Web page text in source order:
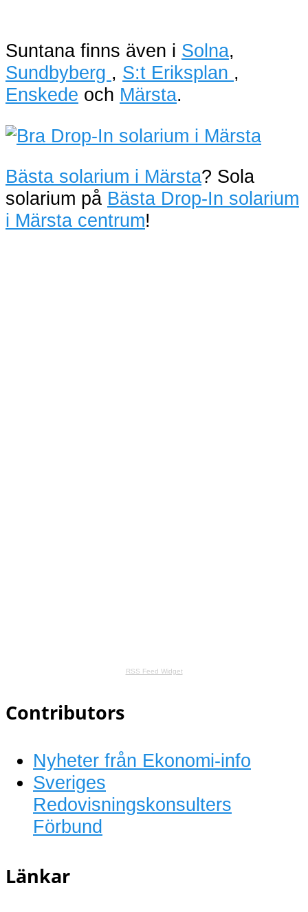
Suntana finns även i Solna,
Sundbyberg , S:t Eriksplan ,
Enskede och Märsta.
Bästa solarium i Märsta? Sola
solarium på Bästa Drop-In solarium
i Märsta centrum!
RSS Feed Widget
Contributors
Nyheter från Ekonomi-info
Sveriges
Redovisningskonsulters
Förbund
Länkar